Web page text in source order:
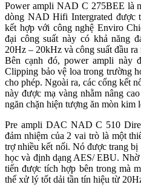
Power ampli NAD C 275BEE là
dòng NAD Hifi Intergrated được
kết hợp với công nghệ Enviro
đại công suất này có khả năng
20Hz – 20kHz và công suất đầu
Bên cạnh đó, power ampli này
Clipping bảo vệ loa trong trường
cho phép. Ngoài ra, các cổng kết
này được mạ vàng nhằm nâng
ngăn chặn hiện tượng ăn mòn kim
Pre ampli DAC NAD C 510
đảm nhiệm của 2 vai trò là một
trợ nhiều kết nối. Nó được trang bị
học và định dạng AES/ EBU.
tiến được tích hợp bên trong mà
thể xử lý tốt dải tần tín hiệu từ